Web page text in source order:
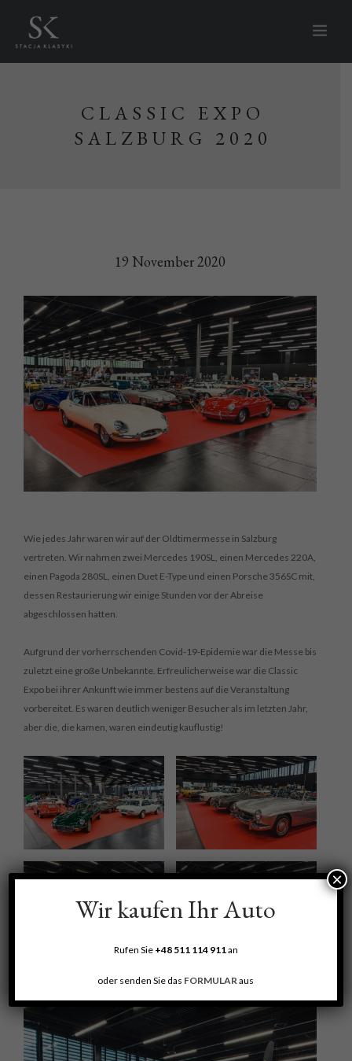
ÜBER DEN BAHNHOF
AUTOS ZU VERKAUFEN
DIENST
RENOVIERUNG
TRANSPORT
VERMIETUNG
DETAILLIERTE INFORMATIONEN
VERANSTALTUNGEN
KONTAKT
WIR KAUFEN IHR AUTO
CLASSIC EXPO
SALZBURG 2020
19 November 2020
Wie jedes Jahr waren wir auf der Oldtimermesse in Salzburg
vertreten. Wir nahmen zwei Mercedes 190SL, einen Mercedes 220A,
einen Pagoda 280SL, einen Duet E-Type und einen Porsche 356SC mit,
dessen Restaurierung wir einige Stunden vor der Abreise
abgeschlossen hatten.
Aufgrund der vorherrschenden Covid-19-Epidemie war die Messe bis
zuletzt eine große Unbekannte. Erfreulicherweise war die Classic
Expo bei ihrer Ankunft wie immer bestens auf die Veranstaltung
vorbereitet. Es waren deutlich weniger Besucher als im letzten Jahr,
aber die, die kamen, waren eindeutig kauflustig!
Wir kaufen Ihr Auto
Rufen Sie +48 511 114 911 an
oder senden Sie das FORMULAR aus
×